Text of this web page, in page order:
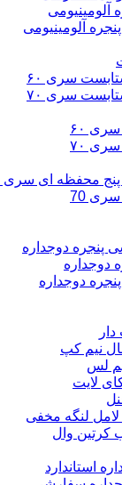
آلومینیومی
سری ۶۰
سری ۷۰
۶۰
۷۰
محفظه ای سری 60
70
پنجره دوجداره
دوجداره
دوجداره
نیم کپ
لس
لایت
لنگه مخفی
کرتین وال
استاندارد